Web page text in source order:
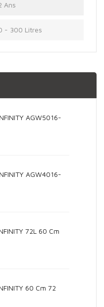
Ans
- 300 Litres
AGW5016-
AGW4016-
72L 60 Cm
60 Cm 72